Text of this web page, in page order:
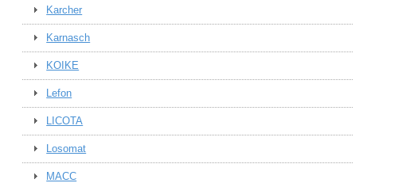
Karcher
Karnasch
KOIKE
Lefon
LICOTA
Losomat
MACC